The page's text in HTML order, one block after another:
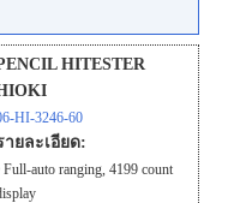
HITESTER
HI-3246-60
ายละเอียด:
Full-auto ranging, 4199 count